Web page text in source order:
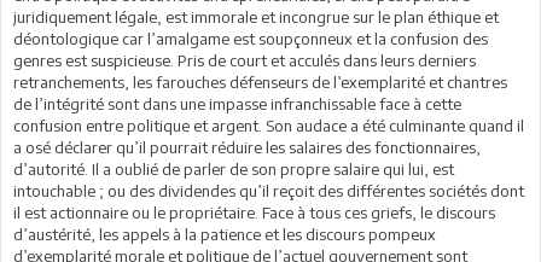
juridiquement légale, est immorale et incongrue sur le plan éthique et
déontologique car l’amalgame est soupçonneux et la confusion des
genres est suspicieuse. Pris de court et acculés dans leurs derniers
retranchements, les farouches défenseurs de l’exemplarité et chantres
de l’intégrité sont dans une impasse infranchissable face à cette
confusion entre politique et argent. Son audace a été culminante quand il
a osé déclarer qu’il pourrait réduire les salaires des fonctionnaires,
d’autorité. Il a oublié de parler de son propre salaire qui lui, est
intouchable ; ou des dividendes qu’il reçoit des différentes sociétés dont
il est actionnaire ou le propriétaire. Face à tous ces griefs, le discours
d’austérité, les appels à la patience et les discours pompeux
d’exemplarité morale et politique de l’actuel gouvernement sont